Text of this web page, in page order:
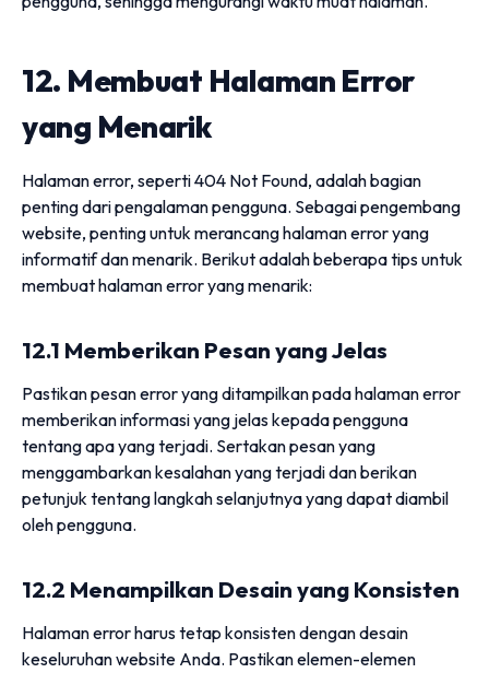
12. Membuat Halaman Error
yang Menarik
Halaman error, seperti 404 Not Found, adalah bagian
penting dari pengalaman pengguna. Sebagai pengembang
website, penting untuk merancang halaman error yang
informatif dan menarik. Berikut adalah beberapa tips untuk
membuat halaman error yang menarik:
12.1 Memberikan Pesan yang Jelas
Pastikan pesan error yang ditampilkan pada halaman error
memberikan informasi yang jelas kepada pengguna
tentang apa yang terjadi. Sertakan pesan yang
menggambarkan kesalahan yang terjadi dan berikan
petunjuk tentang langkah selanjutnya yang dapat diambil
oleh pengguna.
12.2 Menampilkan Desain yang Konsisten
Halaman error harus tetap konsisten dengan desain
keseluruhan website Anda. Pastikan elemen-elemen